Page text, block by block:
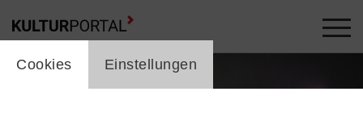
cookie_layer
Cookies Einstellungen